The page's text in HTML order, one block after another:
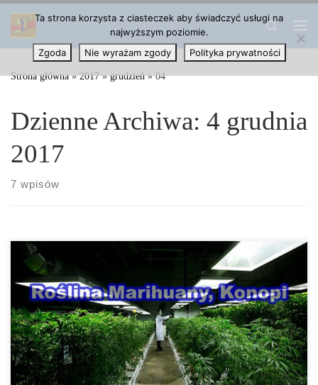
Przejdź do treści
Search
Strona główna » 2017 » grudzień » 04
Dzienne Archiwa: 4 grudnia
2017
7 wpisów
Uprawa marihuany nie jest szczególnie łatwa. Od growera wymaga
to szczególnie dobrego oka, dokładnego zmysłu smaku i, co
najważniejsze, zdolności […]
Ta strona korzysta z ciasteczek aby świadczyć usługi na
najwyższym poziomie.
Zgoda
Nie wyrażam zgody Polityka prywatności